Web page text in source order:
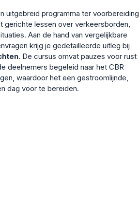
uitgebreid programma ter voorbereiding
gerichte lessen over verkeersborden,
Aan de hand van vergelijkbare
krijg je gedetailleerde uitleg bij
. De cursus omvat pauzes voor rust
deelnemers begeleid naar het CBR
waardoor het een gestroomlijnde,
dag voor te bereiden.